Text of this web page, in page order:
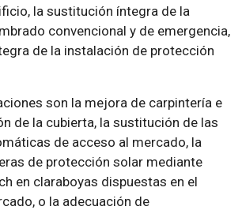
la sustitución íntegra de la
convencional y de emergencia,
de la instalación de protección
son la mejora de carpintería e
de la cubierta, la sustitución de las
de acceso al mercado, la
de protección solar mediante
en claraboyas dispuestas en el
o la adecuación de